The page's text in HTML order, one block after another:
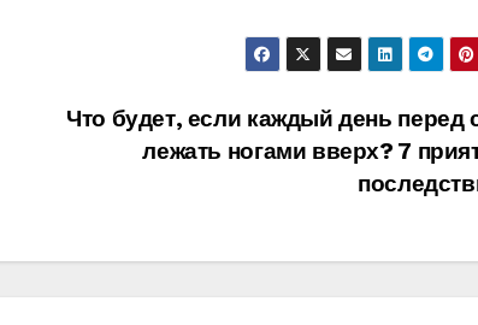
Что будет, если каждый день перед
лежать ногами вверх? 7